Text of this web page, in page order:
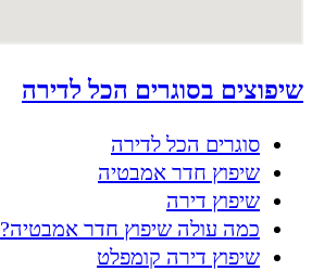
שיפוצים בסוגרים הכל לדירה
סוגרים הכל לדירה
שיפוץ חדר אמבטיה
שיפוץ דירה
כמה עולה שיפוץ חדר אמבטיה?
שיפוץ דירה קומפלט